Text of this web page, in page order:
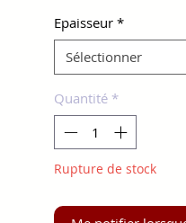
Epaisseur *
Sélectionner
Quantité *
Rupture de stock